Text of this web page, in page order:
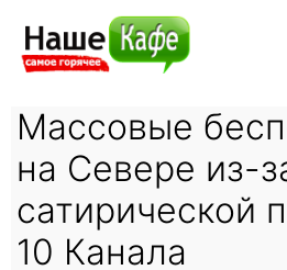
Массовые
на Севере из-
сатирической
10 Канала